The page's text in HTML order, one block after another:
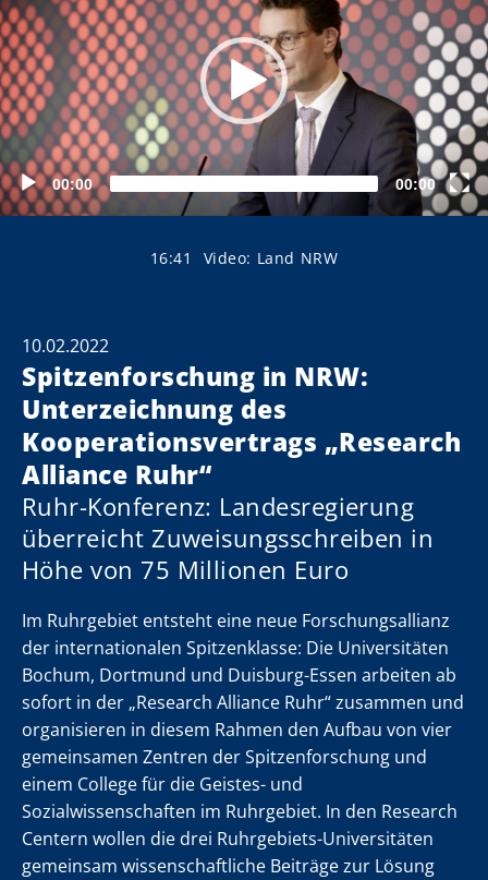
00:00 00:00
16:41 Video: Land NRW
10.02.2022
Spitzenforschung in NRW:
Unterzeichnung des
Kooperationsvertrags „Research
Alliance Ruhr“
Ruhr-Konferenz: Landesregierung
überreicht Zuweisungsschreiben in
Höhe von 75 Millionen Euro
Im Ruhrgebiet entsteht eine neue Forschungsallianz
der internationalen Spitzenklasse: Die Universitäten
Bochum, Dortmund und Duisburg-Essen arbeiten ab
sofort in der „Research Alliance Ruhr“ zusammen und
organisieren in diesem Rahmen den Aufbau von vier
gemeinsamen Zentren der Spitzenforschung und
einem College für die Geistes- und
Sozialwissenschaften im Ruhrgebiet. In den Research
Centern wollen die drei Ruhrgebiets-Universitäten
gemeinsam wissenschaftliche Beiträge zur Lösung